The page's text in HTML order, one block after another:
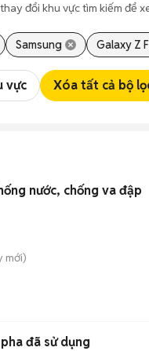
đổi khu vực tìm kiếm để
Samsung Galaxy Z
vực Xóa tất cả bộ
nước, chống va đập
mới)
đã sử dụng